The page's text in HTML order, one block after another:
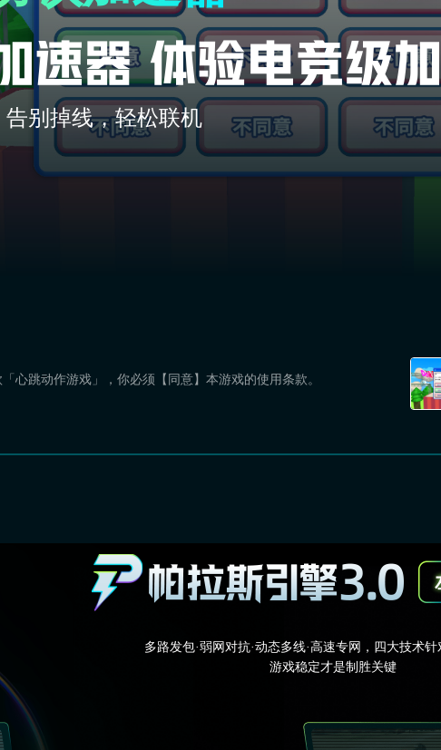
别掉线，轻松联机
心跳动作游戏」，你必须【同意】本游戏的使用条款。
多路发包·弱网对抗·动态多线·高速专网，四大技术针
游戏稳定才是制胜关键